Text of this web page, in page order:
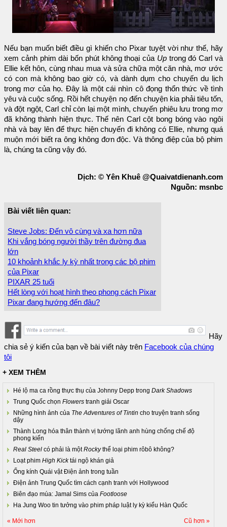
Nếu bạn muốn biết điều gì khiến cho Pixar tuyệt vời như thế, hãy
xem cảnh phim dài bốn phút không thoại của Up trong đó Carl và
Ellie kết hôn, cùng nhau mua và sửa chữa một căn nhà, mơ ước
có con mà không bao giờ có, và dành dụm cho chuyến du lịch
trong mơ của họ. Đây là một cái nhìn cô đọng thổn thức về tình
yêu và cuộc sống. Rồi hết chuyện nọ đến chuyện kia phải tiêu tốn,
và đột ngột, Carl chỉ còn lại một mình, chuyến phiêu lưu trong mơ
đã không thành hiện thực. Thế nên Carl cột bong bóng vào ngôi
nhà và bay lên để thực hiện chuyến đi không có Ellie, nhưng quá
muộn mới biết ra ông không đơn độc. Và thông điệp của bộ phim
là, chúng ta cũng vậy đó.
Dịch: © Yên Khuê @Quaivatdienanh.com
Nguồn: msnbc
Bài viết liên quan:
Steve Jobs: Đến vô cùng và xa hơn nữa
Khi vắng bóng người thầy trên đường đua
lớn
10 khoảnh khắc ly kỳ nhất trong các bộ phim
của Pixar
PIXAR 25 tuổi
Hết lòng với hoạt hình theo phong cách Pixar
Pixar đang hướng đến đâu?
Hãy
chia sẻ ý kiến của bạn về bài viết này trên Facebook của chúng
tôi
+ XEM THÊM
Hé lộ ma ca rồng thực thụ của Johnny Depp trong Dark Shadows
Trung Quốc chọn Flowers tranh giải Oscar
Những hình ảnh của The Adventures of Tintin cho truyện tranh sống
dậy
Thành Long hóa thân thành vị tướng lãnh anh hùng chống chế độ
phong kiến
Real Steel có phải là mộtRockythể loại phim rôbô không?
Loạt phim High Kicktái ngộ khán giả
Ống kính Quái vật Điện ảnh trong tuần
Điện ảnh Trung Quốc tìm cách cạnh tranh với Hollywood
Biên đạo múa: Jamal Sims của Footloose
Ha Jung Woo tin tưởng vào phim pháp luật ly kỳ kiểu Hàn Quốc
« Mới hơn Cũ hơn »